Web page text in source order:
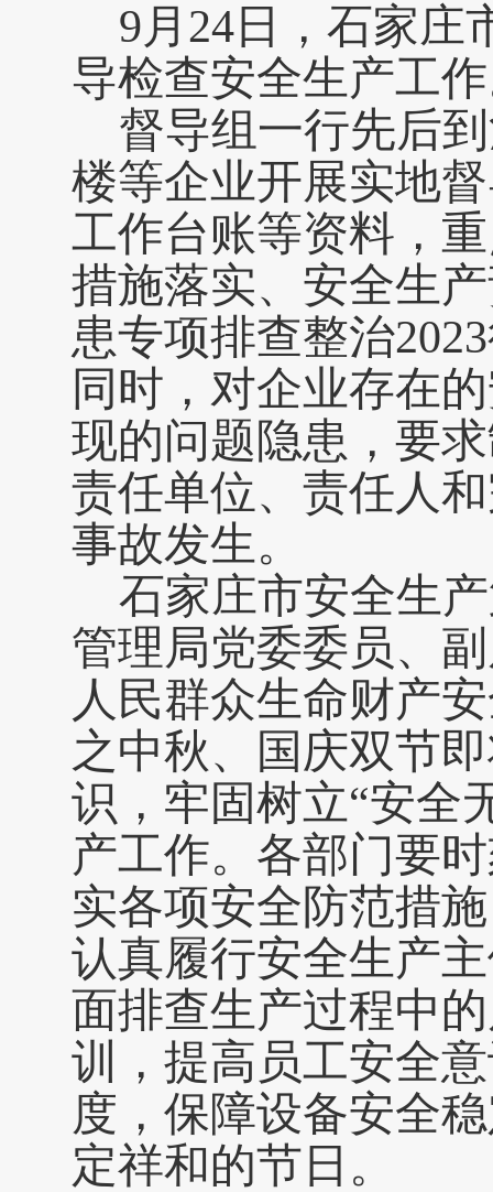
9月24日，石家庄
导检查安全生产工
督导组一行先后
楼等企业开展实地
工作台账等资料，
措施落实、安全生
患专项排查整治
同时，对企业存在
现的问题隐患，要
责任单位、责任人
事故发生。
石家庄市安全生
管理局党委委员、
人民群众生命财产
之中秋、国庆双节
识，牢固树立“安全
产工作。各部门要
实各项安全防范措
认真履行安全生产
面排查生产过程中
训，提高员工安全
度，保障设备安全
定祥和的节日。